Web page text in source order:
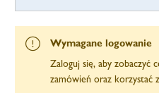
Wymagane logowanie
Zaloguj się, aby zobaczyć
zamówień oraz korzystać